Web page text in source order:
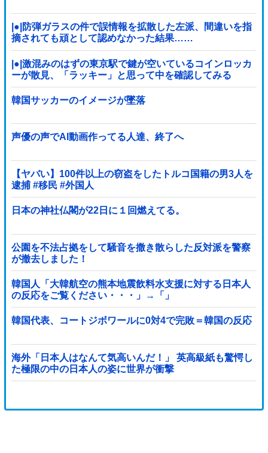
|●|防弾ガラスの件で誤情報を拡散した左派、間違いを指
摘されても頑として認めなかった結果……
|●|激混みのはずの東京駅で鍵が空いているコインロッカ
ーが散見、「ラッキー」と思って中を確認してみる
と……
韓国サッカーのイメージが墜落
声優の声でAI動画作ってる人達、終了へ
【ヤバい】100件以上の窃盗をしたトルコ国籍の男3人を
逮捕 #移民 #外国人
日本の神社仏閣が22日に１回燃えてる。
公園を不法占拠をして騒音を撒き散らした反対派を警察
が撤去しました！
韓国人「大韓航空の熊本地震飲料水支援に対する日本人
の反応をご覧ください・・・」→「」
韓国代表、コートジボワールに0対4で完敗＝韓国の反応
海外「日本人はなんて気高いんだ！」 英高級紙も驚愕し
た極限の中の日本人の姿に世界が衝撃